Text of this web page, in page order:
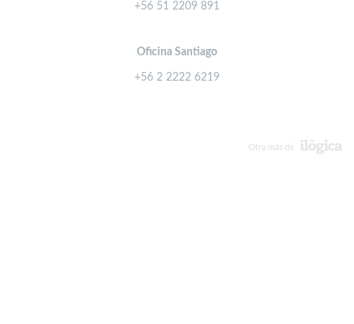
+56 51 2209 891
Oficina Santiago
+56 2 2222 6219